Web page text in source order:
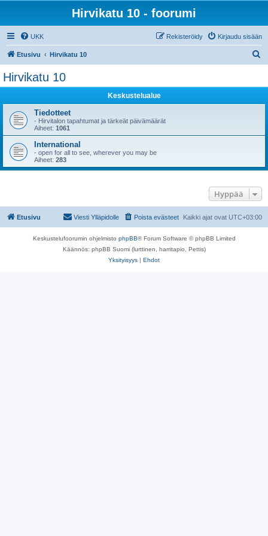
Hirvikatu 10 - foorumi
UKK Kirjaudu sisään
Rekisteröidy
Etusivu Hirvikatu 10
Hirvikatu 10
Keskustelualue
Tiedotteet
- Hirvitalon tapahtumat ja tärkeät päivämäärät
Aiheet: 1061
International
- open for all to see, wherever you may be
Aiheet: 283
Hyppää
Etusivu Kaikki ajat ovat UTC+03:00
Poista evästeet
Viesti Ylläpidolle
Keskustelufoorumin ohjelmisto phpBB® Forum Software © phpBB Limited
Käännös: phpBB Suomi (lurttinen, harritapio, Pettis)
Yksityisyys | Ehdot